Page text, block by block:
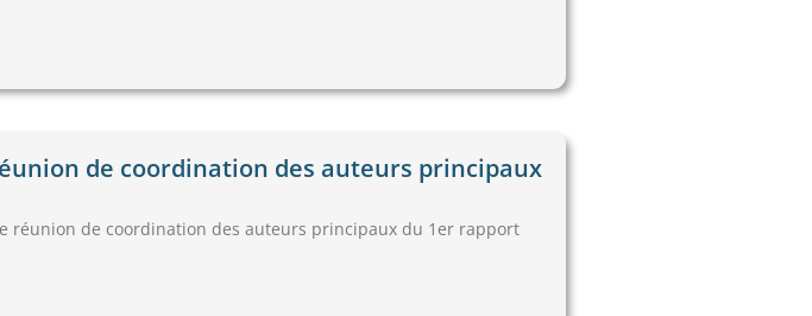
de coordination des auteurs principaux
réunion de coordination des auteurs principaux du 1er rapport